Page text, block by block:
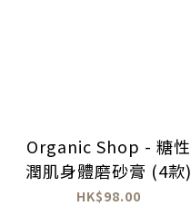
Organic Shop - 糖性
潤肌身體磨砂膏 (4款)
HK$98.00